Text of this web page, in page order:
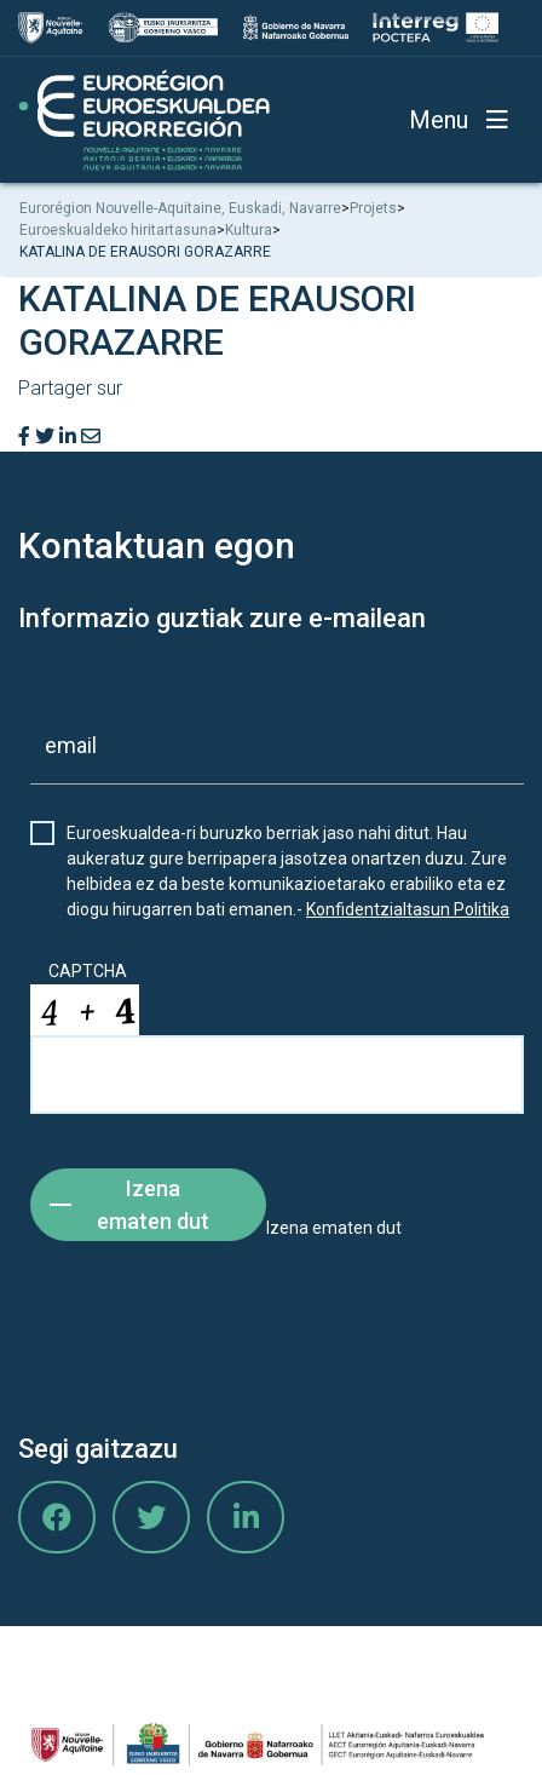
Menu
Eurorégion Nouvelle-Aquitaine, Euskadi, Navarre> Projets>
Euroeskualdeko hiritartasuna> Kultura>
KATALINA DE ERAUSORI GORAZARRE
KATALINA DE ERAUSORI
GORAZARRE
Partager sur
Kontaktuan egon
Informazio guztiak zure e-mailean
Euroeskualdea-ri buruzko berriak jaso nahi ditut. Hau
aukeratuz gure berripapera jasotzea onartzen duzu. Zure
helbidea ez da beste komunikazioetarako erabiliko eta ez
diogu hirugarren bati emanen.- Konfidentzialtasun Politika
CAPTCHA
Izena
ematen dut
Izena ematen dut
Segi gaitzazu